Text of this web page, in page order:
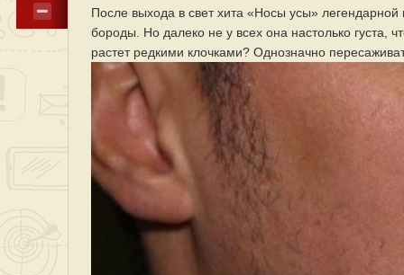
После выхода в свет хита «Носы усы»
бороды. Но далеко не у всех она настолько густа,
растет редкими клочками? Однозначно